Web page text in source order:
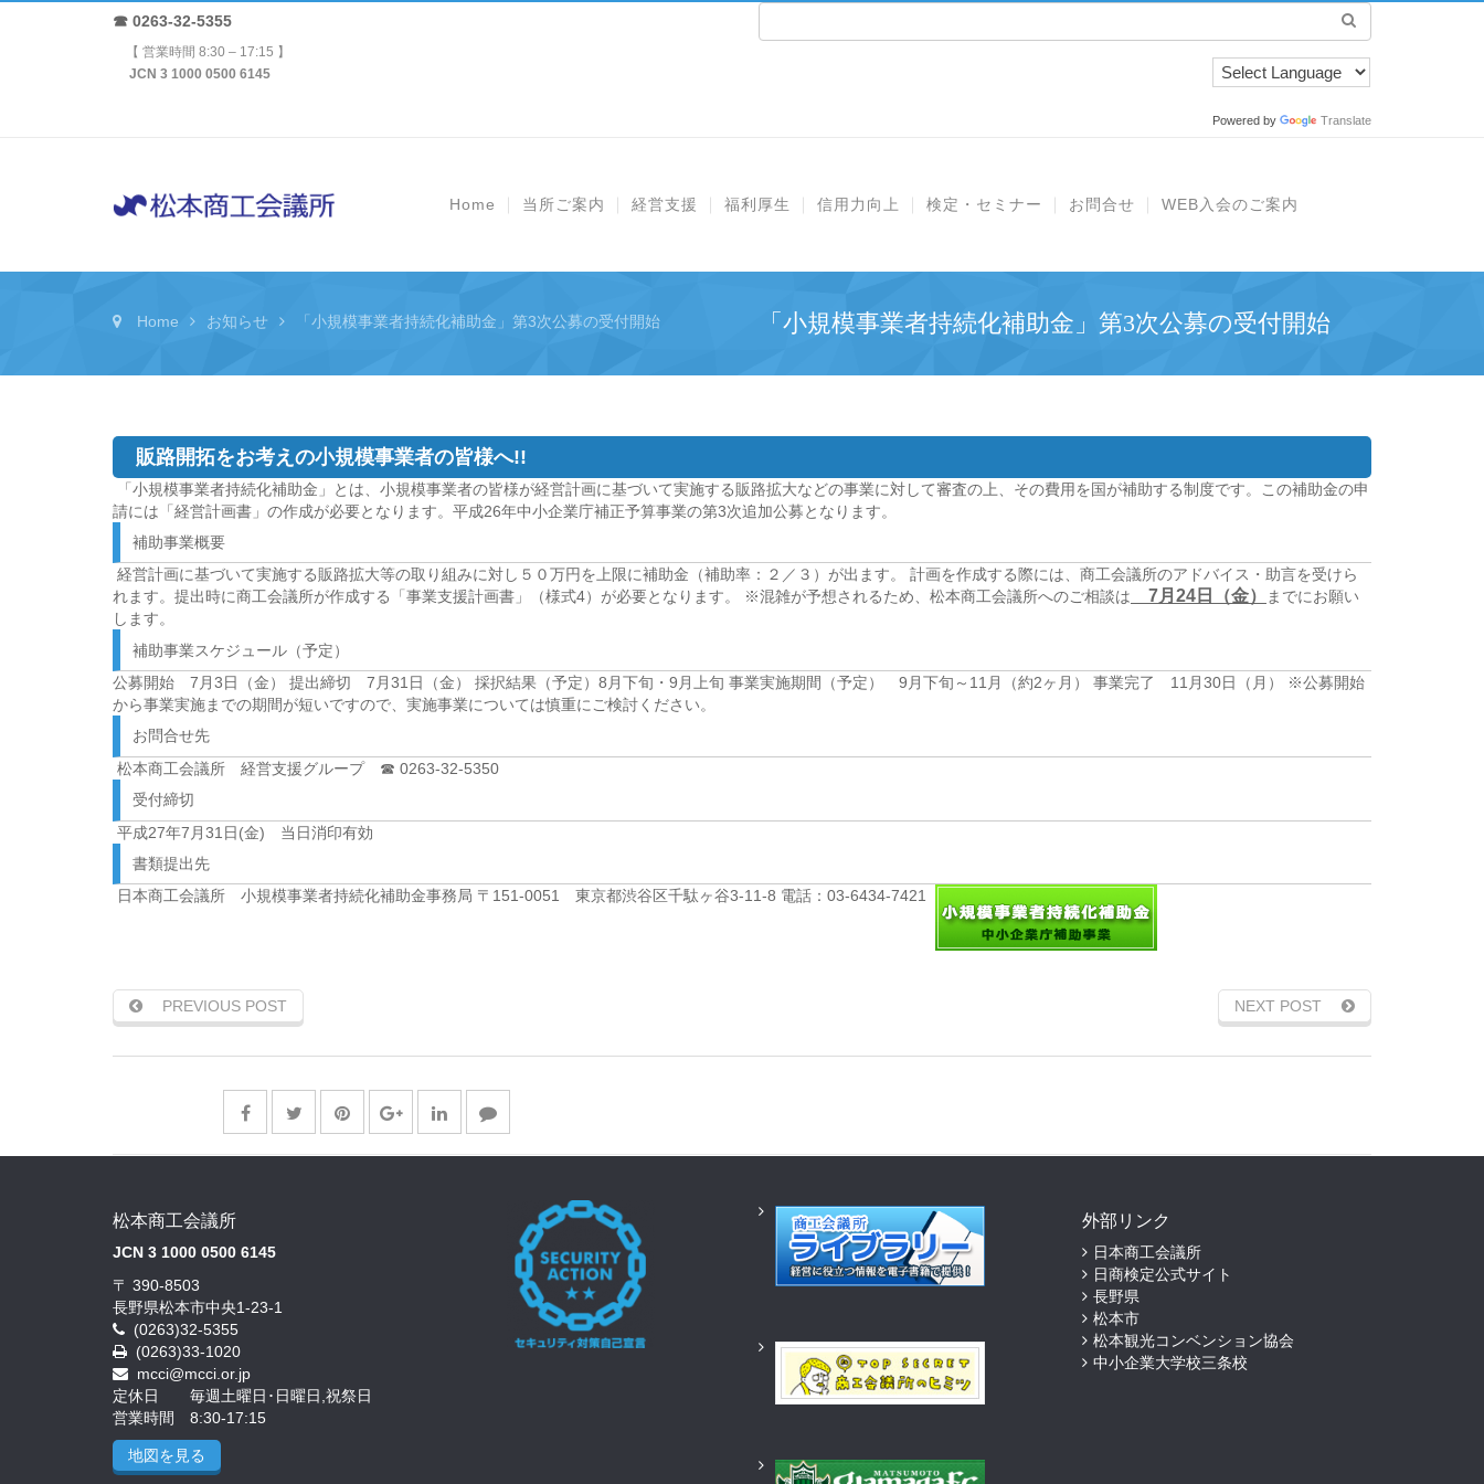
☎ 0263-32-5355
【 営業時間 8:30 – 17:15 】
JCN 3 1000 0500 6145
Powered by Translate
Home 当所ご案内 経営支援 福利厚生 信用力向上 検定・セミナー お問合せ WEB入会のご案内
Home お知らせ 「小規模事業者持続化補助金」第3次公募の受付開始 「小規模事業者持続化補助金」第3次公募の受付開始
販路開拓をお考えの小規模事業者の皆様へ!!
­ 「小規模事業者持続化補助金」とは、小規模事業者の皆様が経営計画に基づいて実施する販路拡大などの事業に対して審査の上、その費用を国が補助する制度です。この補助金の申
請には「経営計画書」の作成が必要となります。平成26年中小企業庁補正予算事業の第3次追加公募となります。 ­
補助事業概要
­ 経営計画に基づいて実施する販路拡大等の取り組みに対し５０万円を上限に補助金（補助率：２／３）が出ます。 計画を作成する際には、商工会議所のアドバイス・助言を受けら
れます。提出時に商工会議所が作成する「事業支援計画書」（様式4）が必要となります。 ※混雑が予想されるため、松本商工会議所へのご相談は 7月24日（金）
までにお願い
します。
補助事業スケジュール（予定）
公募開始 7月3日（金） 提出締切 7月31日（金） 採択結果（予定）8月下旬・9月上旬 事業実施期間（予定） 9月下旬～11月（約2ヶ月） 事業完了 11月30日（月） ※公募開始
から事業実施までの期間が短いですので、実施事業については慎重にご検討ください。
お問合せ先
­ 松本商工会議所 経営支援グループ ☎ 0263-32-5350 ­
受付締切
­ 平成27年7月31日(金) 当日消印有効 ­
書類提出先
­ 日本商工会議所 小規模事業者持続化補助金事務局 〒151-0051 東京都渋谷区千駄ヶ谷3-11-8 電話：03-6434-7421 ­
PREVIOUS POST NEXT POST
松本商工会議所
JCN 3 1000 0500 6145
〒 390-8503
長野県松本市中央1-23-1
(0263)32-5355
(0263)33-1020
mcci@mcci.or.jp
定休日 毎週土曜日･日曜日,祝祭日
営業時間 8:30-17:15
地図を見る
外部リンク
日本商工会議所
日商検定公式サイト
長野県
松本市
松本観光コンベンション協会
中小企業大学校三条校